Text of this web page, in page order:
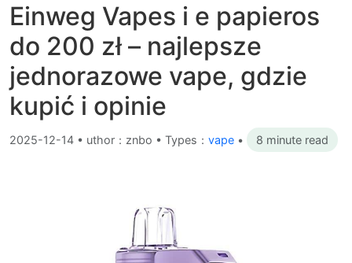
Einweg Vapes i e papieros
do 200 zł – najlepsze
jednorazowe vape, gdzie
kupić i opinie
2025-12-14 • uthor：znbo • Types： vape • 8 minute read